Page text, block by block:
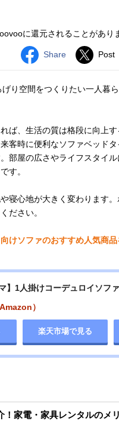
に還元されることがあり
Share Post
り空間をつくりたい一人暮
ば、生活の質は格段に向上
客時に便利なソファベッド
部屋の広さやライフスタイ
す。
寝心地が大きく変わります
ださい。
けソファのおすすめ人気商
】1人掛けコーデュロイソフ
）
楽天市場で見る
家電・家具レンタルのメ